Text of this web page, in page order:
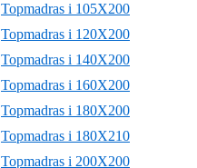
Topmadras i 105X200
Topmadras i 120X200
Topmadras i 140X200
Topmadras i 160X200
Topmadras i 180X200
Topmadras i 180X210
Topmadras i 200X200